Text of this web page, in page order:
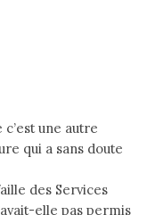
une autre
qui a sans doute
des Services
elle pas permis